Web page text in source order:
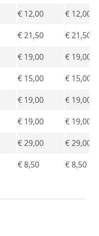
€ 12,00
€ 12,00
€ 21,50
€ 21,50
€ 19,00
€ 19,00
€ 15,00
€ 15,00
€ 19,00
€ 19,00
€ 19,00
€ 19,00
€ 29,00
€ 29,00
€ 8,50 € 8,50